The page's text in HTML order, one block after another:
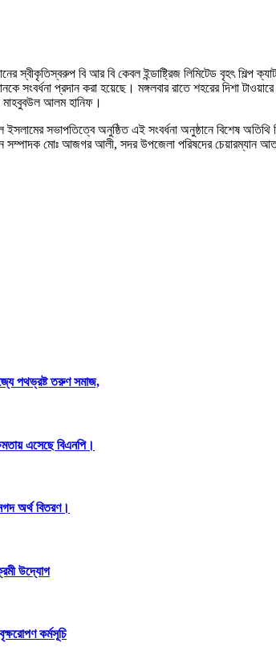
স্বীকৃতিস্বরুপ বি আর বি কেবল ইন্ডাষ্ট্রিজ লিমিটেড বৃহৎ শিল্প
সংবর্ধনা প্রদান করা হয়েছে। মঙ্গলবার রাতে শহরের দিশা
মাহবুবউল আলম হানিফ।
ইসলামের সভাপতিত্বে অনুষ্ঠিত এই সংবর্ধনা অনুষ্ঠানে
সম্পাদক মোঃ আজগর আলী, সদর উপজেলা পরিষদের চেয়ারম্যান
পথভ্রষ্ট তরুণ সমাজ,
এসেছে বিএনপি।
অর্থ বিতরণ।
উদ্যোগ
কর্মসূচি